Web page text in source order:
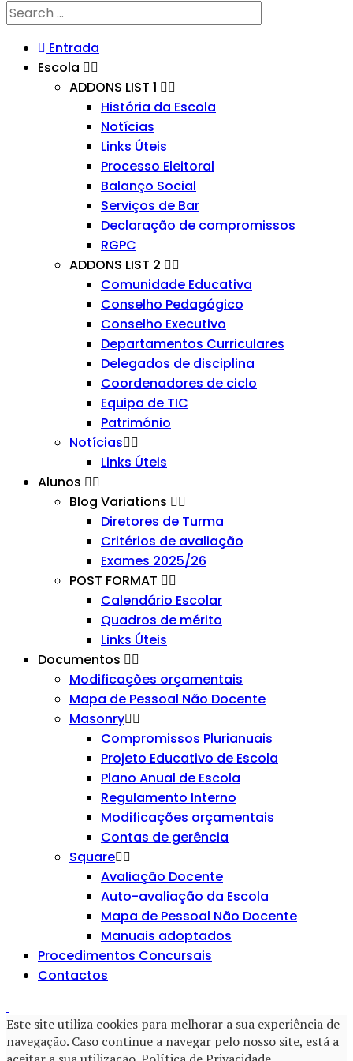
Entrada
Escola
ADDONS LIST 1
História da Escola
Notícias
Links Úteis
Processo Eleitoral
Balanço Social
Serviços de Bar
Declaração de compromissos
RGPC
ADDONS LIST 2
Comunidade Educativa
Conselho Pedagógico
Conselho Executivo
Departamentos Curriculares
Delegados de disciplina
Coordenadores de ciclo
Equipa de TIC
Património
Notícias
Links Úteis
Alunos
Blog Variations
Diretores de Turma
Critérios de avaliação
Exames 2025/26
POST FORMAT
Calendário Escolar
Quadros de mérito
Links Úteis
Documentos
Modificações orçamentais
Mapa de Pessoal Não Docente
Masonry
Compromissos Plurianuais
Projeto Educativo de Escola
Plano Anual de Escola
Regulamento Interno
Modificações orçamentais
Contas de gerência
Square
Avaliação Docente
Auto-avaliação da Escola
Mapa de Pessoal Não Docente
Manuais adoptados
Procedimentos Concursais
Contactos
Este site utiliza cookies para melhorar a sua experiência de
navegação. Caso continue a navegar pelo nosso site, está a